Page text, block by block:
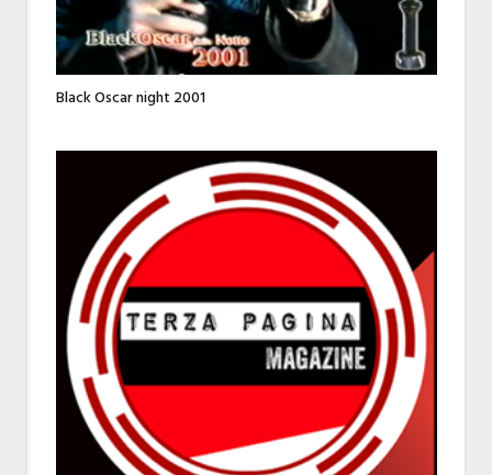
Black Oscar night 2001